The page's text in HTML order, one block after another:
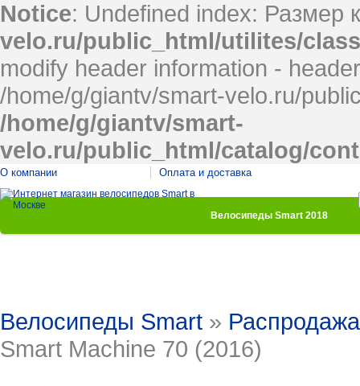
Notice: Undefined index: Размер
velo.ru/public_html/utilites/
modify header information -
/home/g/giantv/smart-velo.ru/
/home/g/giantv/smart-
velo.ru/public_html/catalog/
О компании Оплата и доставка
Велосипеды Smart 2018
Велосипеды Smart »
Smart Machine 70 (2016)